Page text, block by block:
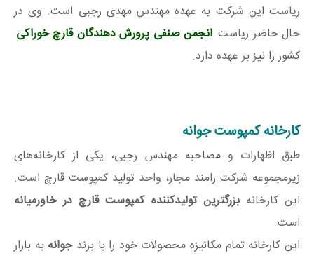
ریاست این شرکت به عهده مهندس مهدی رجبی است. وی در
حال حاضر ریاست انجمن صنفی پرورش دهندگان قارچ خوراکی
کشور را نیز بر عهده دارد.
کارخانه کمپوست جوانه
طبق اظهارات و مصاحبه مهندس رجبی، یکی از کارخانه‌های
زیرمجموعه شرکت رامند مجار، واحد تولید کمپوست قارچ است.
این کارخانهبزرگترین تولیدکننده کمپوست قارچ در خاورمیانه
است.
این کارخانه تمام مکانیزه محصولات خود را با برندجوانه به بازار